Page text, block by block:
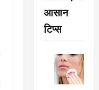
आसान
टिप्स